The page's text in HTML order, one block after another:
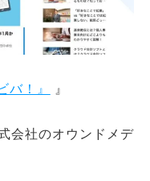
！』 』
会社のオウンドメデ